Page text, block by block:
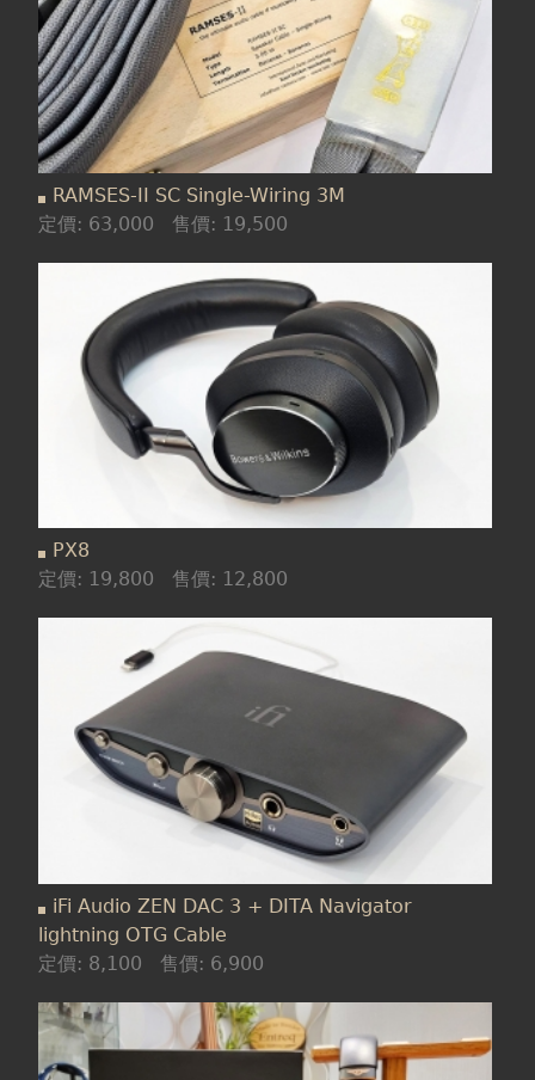
RAMSES-II SC Single-Wiring 3M
定價: 63,000 售價: 19,500
PX8
定價: 19,800 售價: 12,800
iFi Audio ZEN DAC 3 + DITA Navigator
lightning OTG Cable
定價: 8,100 售價: 6,900